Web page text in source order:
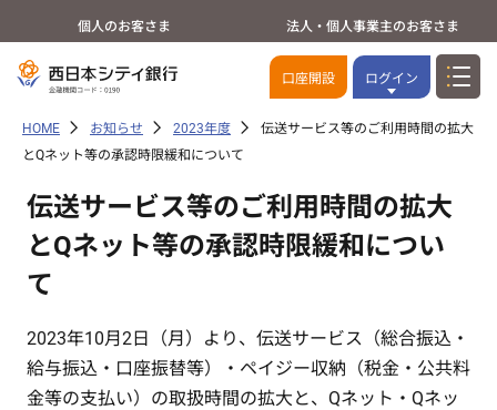
個人のお客さま 法人・個人事業主のお客さま
口座開設 ログイン
HOME お知らせ 2023年度
伝送サービス等のご利用時間の拡大
とQネット等の承認時限緩和について
伝送サービス等のご利用時間の拡大
とQネット等の承認時限緩和につい
て
2023年10月2日（月）より、伝送サービス（総合振込・
給与振込・口座振替等）・ペイジー収納（税金・公共料
金等の支払い）の取扱時間の拡大と、Qネット・Qネッ